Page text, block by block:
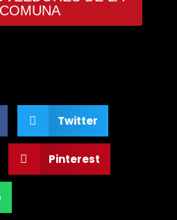
COMUNA
Twitter
Pinterest